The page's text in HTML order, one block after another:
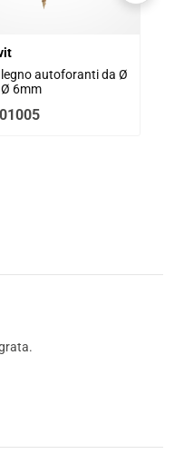
autoforanti da Ø
6mm